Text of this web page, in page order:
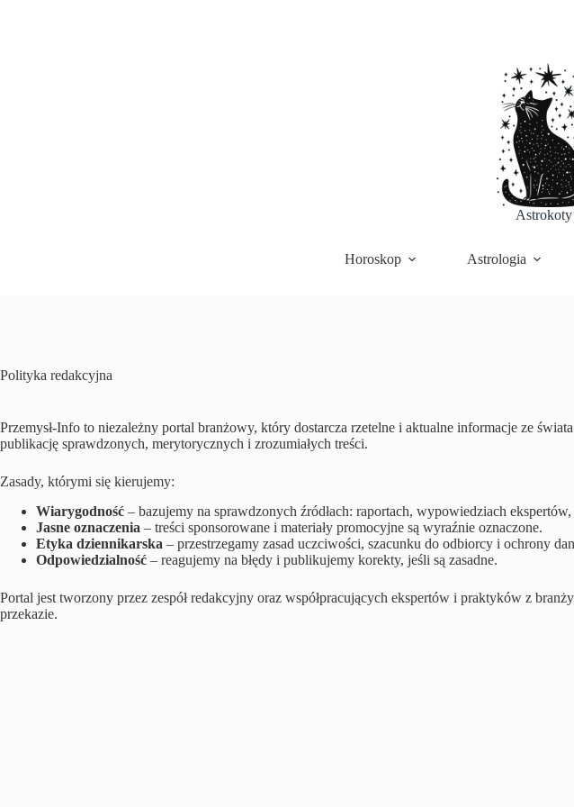
Astrokoty
Horoskop Astrologia
Polityka redakcyjna
Przemysł‑Info to niezależny portal branżowy, który dostarcza rzetelne i aktualne informacje ze
publikację sprawdzonych, merytorycznych i zrozumiałych treści.
Zasady, którymi się kierujemy:
Wiarygodność – bazujemy na sprawdzonych źródłach: raportach, wypowiedziach
Jasne oznaczenia – treści sponsorowane i materiały promocyjne są wyraźnie oznaczone.
Etyka dziennikarska – przestrzegamy zasad uczciwości, szacunku do odbiorcy i ochrony
Odpowiedzialność – reagujemy na błędy i publikujemy korekty, jeśli są zasadne.
Portal jest tworzony przez zespół redakcyjny oraz współpracujących ekspertów i praktyków z
przekazie.